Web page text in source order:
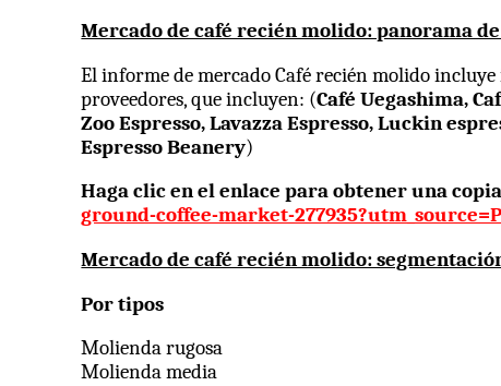
Mercado de café recién molido: panorama
El informe de mercado Café recién molido
proveedores, que incluyen: (Café Uegashima,
Zoo Espresso, Lavazza Espresso, Luckin
Espresso Beanery)
Haga clic en el enlace para obtener una
ground-coffee-market-
Mercado de café recién molido:
Por tipos
Molienda rugosa
Molienda media